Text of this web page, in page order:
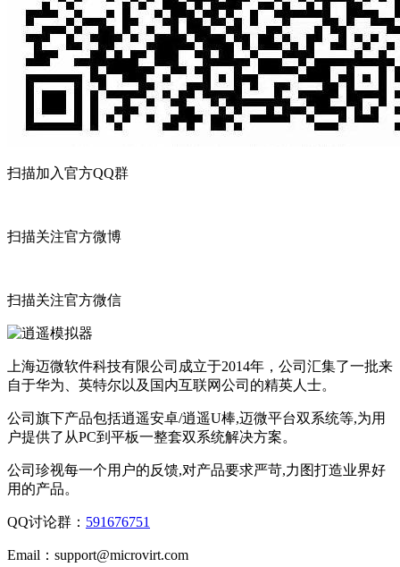
扫描加入官方QQ群
扫描关注官方微博
扫描关注官方微信
上海迈微软件科技有限公司成立于2014年，公司汇集了一批来
自于华为、英特尔以及国内互联网公司的精英人士。
公司旗下产品包括逍遥安卓/逍遥U棒,迈微平台双系统等,为用
户提供了从PC到平板一整套双系统解决方案。
公司珍视每一个用户的反馈,对产品要求严苛,力图打造业界好
用的产品。
QQ讨论群： 591676751
Email： support@microvirt.com